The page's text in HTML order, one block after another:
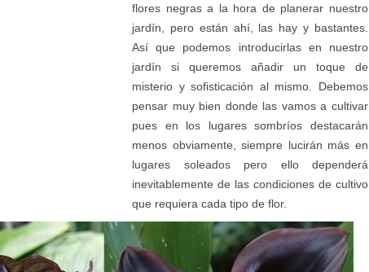
flores negras a la hora de planerar nuestro
jardín, pero están ahí, las hay y bastantes.
Así que podemos introducirlas en nuestro
jardín si queremos añadir un toque de
misterio y sofisticación al mismo. Debemos
pensar muy bien donde las vamos a cultivar
pues en los lugares sombríos destacarán
menos obviamente, siempre lucirán más en
lugares soleados pero ello dependerá
inevitablemente de las condiciones de cultivo
que requiera cada tipo de flor.